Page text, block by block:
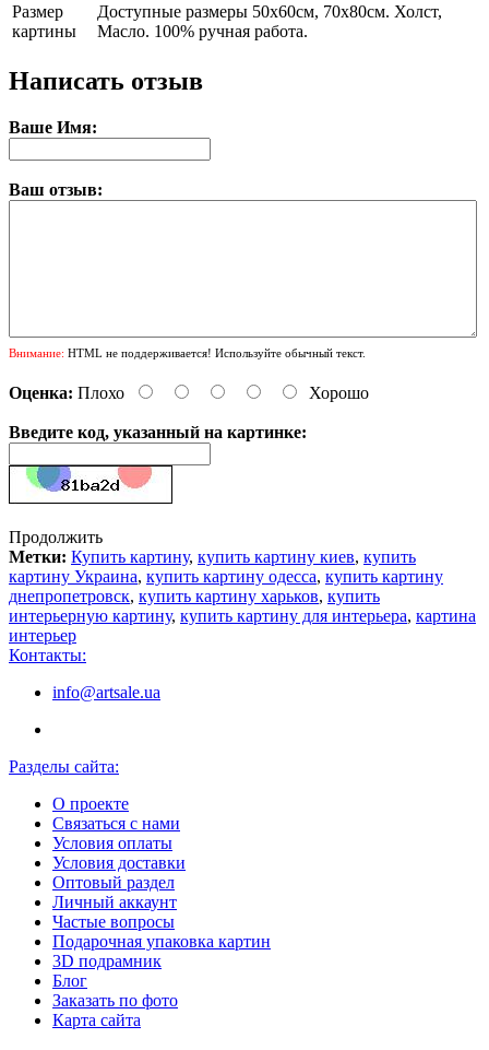
Размер
картины
Доступные размеры 50х60см, 70х80см. Холст,
Масло. 100% ручная работа.
Написать отзыв
Ваше Имя:
Ваш отзыв:
Внимание: HTML не поддерживается! Используйте обычный текст.
Оценка: Плохо Хорошо
Введите код, указанный на картинке:
Продолжить
Метки: Купить картину, купить картину киев, купить
картину Украина, купить картину одесса, купить картину
днепропетровск, купить картину харьков, купить
интерьерную картину, купить картину для интерьера, картина
интерьер
Контакты:
info@artsale.ua
Разделы сайта:
О проекте
Связаться с нами
Условия оплаты
Условия доставки
Оптовый раздел
Личный аккаунт
Частые вопросы
Подарочная упаковка картин
3D подрамник
Блог
Заказать по фото
Карта сайта